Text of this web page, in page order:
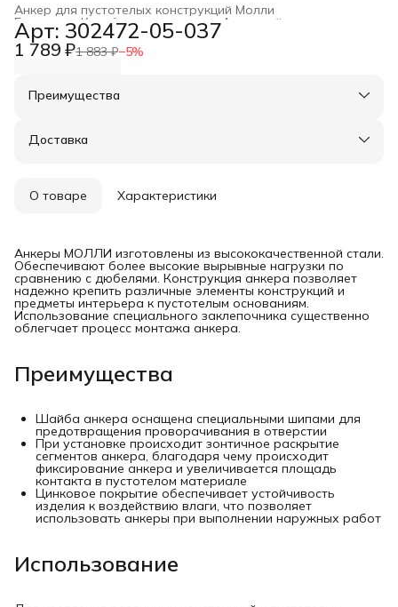
Анкер для пустотелых конструкций Молли
Анкерный крепеж
Крепёжные изделия ›
Главная ›
Арт: 302472-05-037
1 789 ₽1 883 ₽−5%
Преимущества
Оплата частями в Сплит
Удобный возврат
Доставка
О товаре Характеристики
Анкеры МОЛЛИ изготовлены из высококачественной стали.
Обеспечивают более высокие вырывные нагрузки по
сравнению с дюбелями. Конструкция анкера позволяет
надежно крепить различные элементы конструкций и
предметы интерьера к пустотелым основаниям.
Использование специального заклепочника существенно
облегчает процесс монтажа анкера.
Преимущества
Шайба анкера оснащена специальными шипами для
предотвращения проворачивания в отверстии
При установке происходит зонтичное раскрытие
сегментов анкера, благодаря чему происходит
фиксирование анкера и увеличивается площадь
контакта в пустотелом материале
Цинковое покрытие обеспечивает устойчивость
изделия к воздействию влаги, что позволяет
использовать анкеры при выполнении наружных работ
Использование